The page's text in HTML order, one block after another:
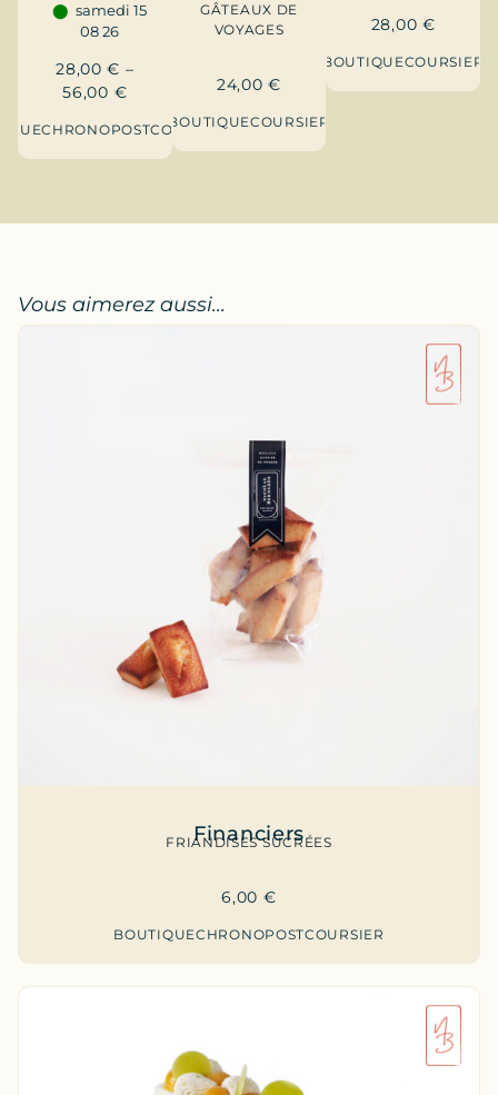
samedi 15
08 26
28,00€ –
56,00 €
CHRONOPOSTCOURSIER
GÂTEAUX DE
VOYAGES
24,00€
BOUTIQUECOURSIER
28,00 €
BOUTIQUECOURSIER
Vous aimerez aussi...
Financiers
FRIANDISES SUCRÉES
6,00 €
BOUTIQUECHRONOPOSTCOURSIER